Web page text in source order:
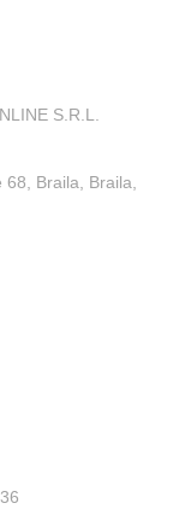
S.R.L.
68, Braila, Braila,